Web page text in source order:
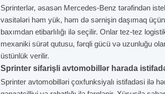
Sprinterlər, əsasən Mercedes-Benz tərəfindən
vasitələri həm yük, həm də sərnişin daşımaq
baxımdan etibarlılığı ilə seçilir. Onlar tez-tez
mexaniki sürət qutusu, fərqli gücü və uzunluğu
üstünlük verilir.
Sprinter sifarişli avtomobillər harada
Sprinter avtomobilləri çoxfunksiyalı istifadəsi ilə